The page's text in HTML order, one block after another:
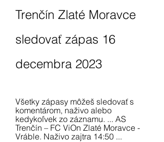
Trenčín Zlaté Moravce
sledovať zápas 16
decembra 2023
Všetky zápasy môžeš sledovať s
komentárom, naživo alebo
kedykoľvek zo záznamu. ... AS
Trenčín – FC ViOn Zlaté Moravce -
Vráble. Naživo zajtra 14:50 ...